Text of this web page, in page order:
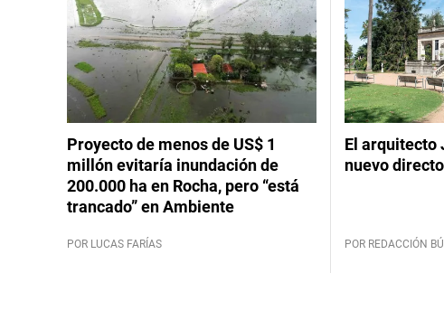
Proyecto de menos de US$ 1
millón evitaría inundación de
200.000 ha en Rocha, pero “está
trancado” en Ambiente
POR LUCAS FARÍAS
El arquitecto
nuevo
POR REDACCIÓN